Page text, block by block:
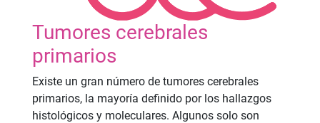
Tumores cerebrales
primarios
Existe un gran número de tumores cerebrales
primarios, la mayoría definido por los hallazgos
histológicos y moleculares. Algunos solo son